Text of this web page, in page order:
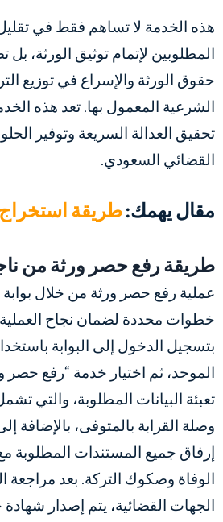
هذه الخدمة لا تساهم فقط في
المطلوبين لإتمام توثيق الورثة،
حقوق الورثة والإسراع في توزيع
الشرعية المعمول بها. تعد هذه
تحقيق العدالة السريعة وتوفير
القضائي السعودي.
مقال يهمك:طريقة
طريقة رفع حصر ورثة من
عملية رفع حصر ورثة من خلال بوابة
خطوات محددة لضمان نجاح
بتسجيل الدخول إلى البوابة
الموحد، ثم اختيار خدمة “رفع حصر
تعبئة البيانات المطلوبة، والتي
وصلة القرابة بالمتوفى، بالإضافة
إرفاق جميع المستندات المطلوبة
الوفاة وصكوك التركة. بعد
الجهات القضائية، يتم إصدار شهادة